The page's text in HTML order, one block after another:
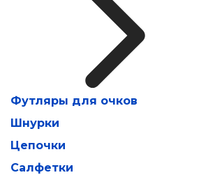
Футляры для очков
Шнурки
Цепочки
Салфетки